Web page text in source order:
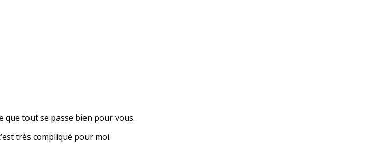
que tout se passe bien pour vous.
très compliqué pour moi.